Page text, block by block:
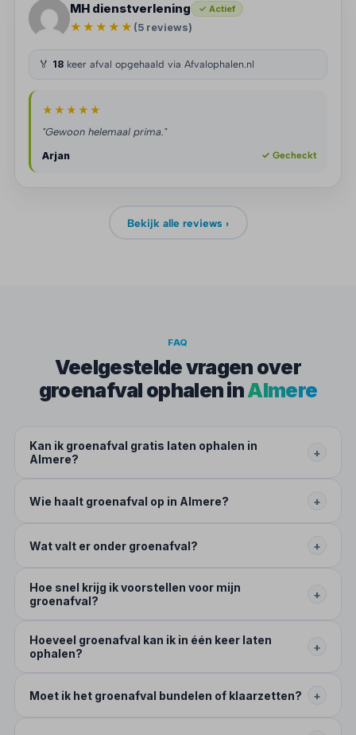
MH dienstverlening ✓ Actief
★★★★★ (5 reviews)
🏅 18 keer afval opgehaald via Afvalophalen.nl
★★★★★
"Gewoon helemaal prima."
Arjan
✓ Gecheckt
Bekijk alle reviews ›
FAQ
Veelgestelde vragen over
groenafval ophalen inAlmere
Kan ik groenafval gratis laten ophalen in
Almere?
+
Wie haalt groenafval op in Almere? +
Wat valt er onder groenafval? +
Hoe snel krijg ik voorstellen voor mijn
groenafval?
+
Hoeveel groenafval kan ik in één keer laten
ophalen?
+
Moet ik het groenafval bundelen of klaarzetten? +